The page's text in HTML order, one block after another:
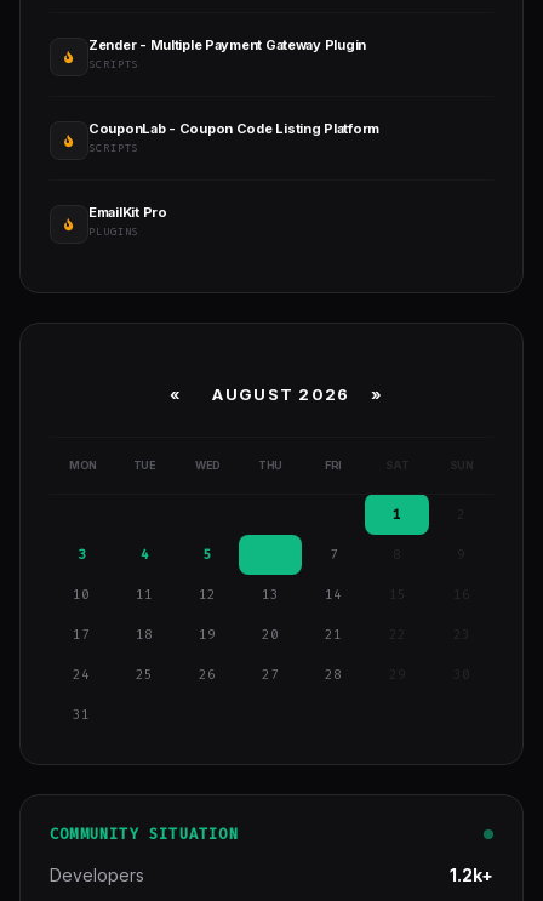
Zender - Multiple Payment Gateway Plugin
SCRIPTS
CouponLab - Coupon Code Listing Platform
SCRIPTS
EmailKit Pro
PLUGINS
« AUGUST 2026 »
MON TUE WED THU FRI SAT SUN
1
3 4 5 7 9
10 11 12 13 14 15 16
17 18 19 20 21
24 25 26 27 28 29
31
COMMUNITY SITUATION
Developers 1.2k+